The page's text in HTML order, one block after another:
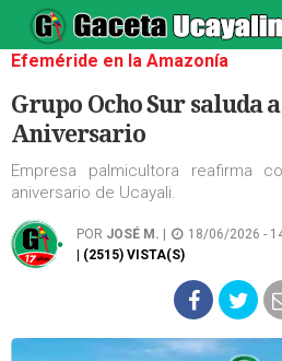
Efeméride en la Amazonía
Grupo Ocho Sur saluda
Aniversario
Empresa palmicultora reafirma
aniversario de Ucayali.
POR JOSÉ M. 18/06/2026 -
| (2515) VISTA(S)